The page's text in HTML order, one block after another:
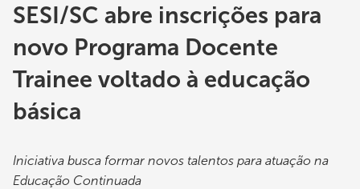
SESI/SC abre inscrições para
novo Programa Docente
Trainee voltado à educação
básica
Iniciativa busca formar novos talentos para atuação na
Educação Continuada